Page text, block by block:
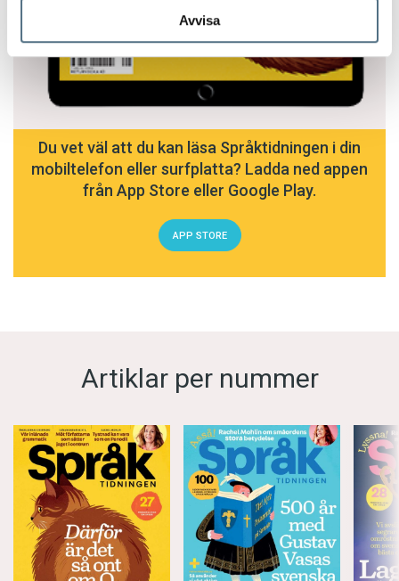
Avvisa
Du vet väl att du kan läsa Språktidningen i din
mobiltelefon eller surfplatta? Ladda ned appen
från App Store eller Google Play.
APP STORE
Artiklar per nummer